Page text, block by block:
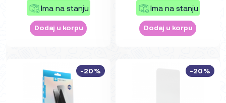
Ima na stanju
Dodaj u korpu
Ima na stanju
Dodaj u korpu
-20% -20%